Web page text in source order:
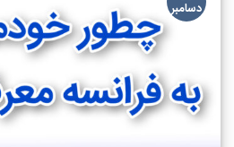
دسامبر